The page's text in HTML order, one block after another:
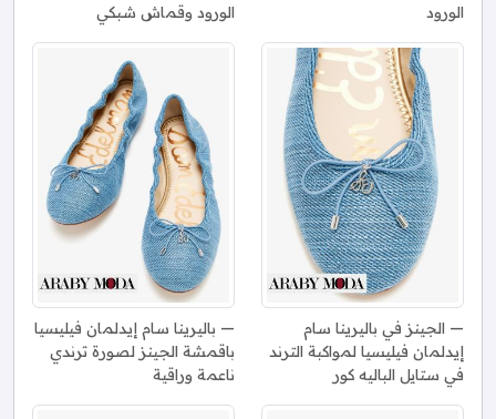
الورود
الورود وقماش شبكي
الجينز في باليرينا سام
إيدلمان فيليسيا لمواكبة الترند
في ستايل الباليه كور
باليرينا سام إيدلمان فيليسيا
باقمشة الجينز لصورة ترندي
ناعمة وراقية